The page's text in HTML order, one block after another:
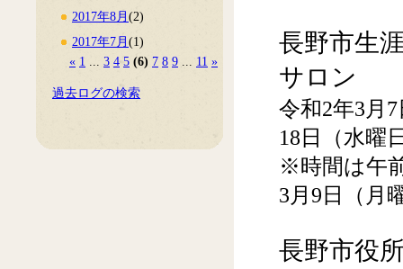
2017年8月 (2)
2017年7月 (1)
« 1 ... 3 4 5 (6) 7 8 9 ... 11 »
過去ログの検索
長野市生
サロン
令和2年3月
18日（水曜
※時間は午
3月9日（月
長野市役